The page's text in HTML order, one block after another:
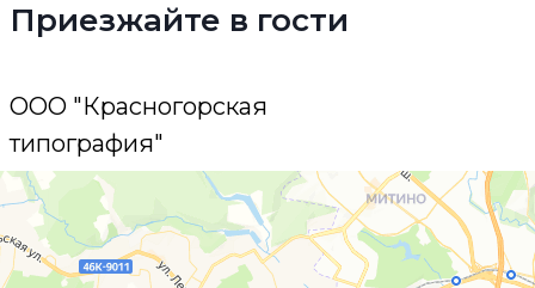
Приезжайте в гости
ООО "Красногорская
типография"